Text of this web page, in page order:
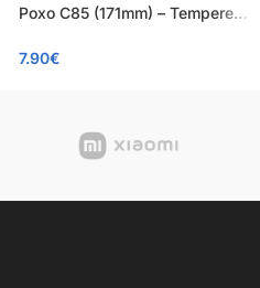
Poxo C85 (171mm) – Tempered
OEM – 0.26mm
7.90€